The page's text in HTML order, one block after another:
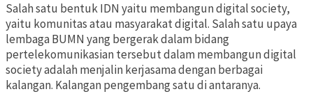
Salah satu bentuk IDN yaitu membangun digital society,
yaitu komunitas atau masyarakat digital. Salah satu upaya
lembaga BUMN yang bergerak dalam bidang
pertelekomunikasian tersebut dalam membangun digital
society adalah menjalin kerjasama dengan berbagai
kalangan. Kalangan pengembang satu di antaranya.